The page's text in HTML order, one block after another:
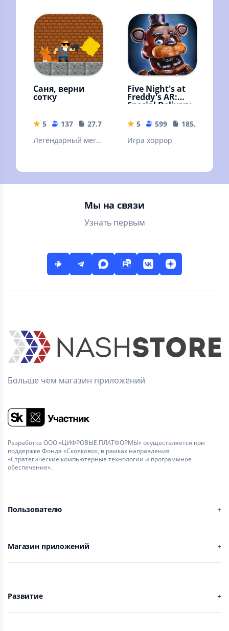
эту ночь...
вероятно.
Саня, верни
сотку
5 137
27.76 MB
Легендарный мега
Five Night's at
Freddy's AR:
Special Delivery
5 599
185.15 MB
Игра хоррор
Мы на связи
Узнать первым
Больше чем магазин приложений
Разработка ООО «ЦИФРОВЫЕ ПЛАТФОРМЫ» осуществляется при
поддержке Фонда «Сколково», в рамках направления
«Стратегические компьютерные технологии и программное
обеспечение».
Пользователю
Магазин приложений
Развитие